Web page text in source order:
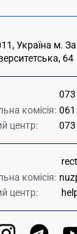
Україна м.
64
073
комісія: 061
центр:
073
комісія:
центр: